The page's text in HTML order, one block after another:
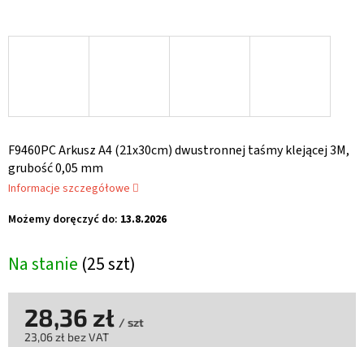
Na stanie (25 szt)
Możemy doręczyć do: 13.8.2026
F9460PC Arkusz A4 (21x30cm) dwustronnej taśmy klejącej 3M,
grubość 0,05 mm
Informacje szczegółowe
28,36 zł / szt
23,06 zł bez VAT